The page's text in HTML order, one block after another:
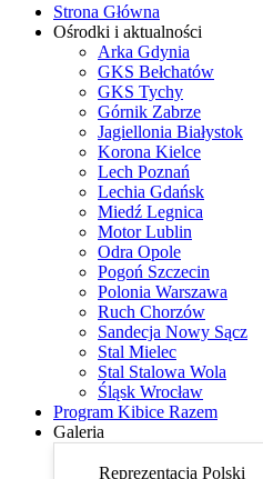
Strona Główna
Ośrodki i aktualności
Arka Gdynia
GKS Bełchatów
GKS Tychy
Górnik Zabrze
Jagiellonia Białystok
Korona Kielce
Lech Poznań
Lechia Gdańsk
Miedź Legnica
Motor Lublin
Odra Opole
Pogoń Szczecin
Polonia Warszawa
Ruch Chorzów
Sandecja Nowy Sącz
Stal Mielec
Stal Stalowa Wola
Śląsk Wrocław
Program Kibice Razem
Galeria
Reprezentacja Polski